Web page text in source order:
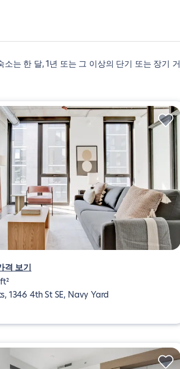
는 한 달, 1년 또는 그 이상의 단기 또는 장기 거
격 보기
1346 4th St SE, Navy Yard